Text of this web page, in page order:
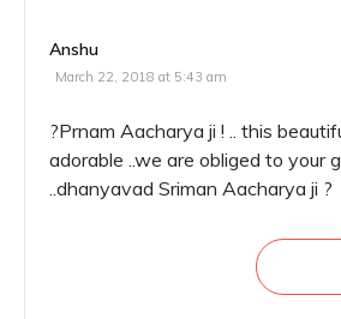
Anshu
March 22, 2018 at 5:43 am
?Prnam Aacharya ji ! .. this
adorable ..we are obliged to your
..dhanyavad Sriman Aacharya ji ?